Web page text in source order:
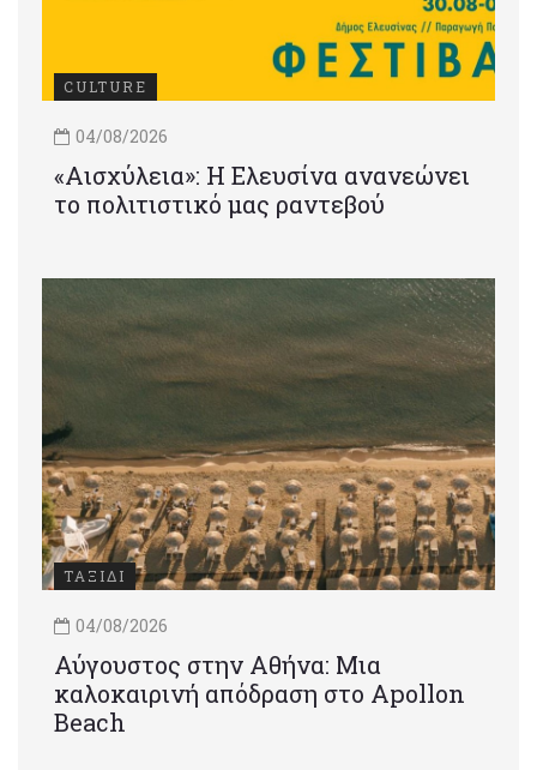
CULTURE
04/08/2026
«Αισχύλεια»: Η Ελευσίνα ανανεώνει
το πολιτιστικό μας ραντεβού
ΤΑΞΙΔΙ
04/08/2026
Αύγουστος στην Αθήνα: Μια
καλοκαιρινή απόδραση στο Apollon
Beach